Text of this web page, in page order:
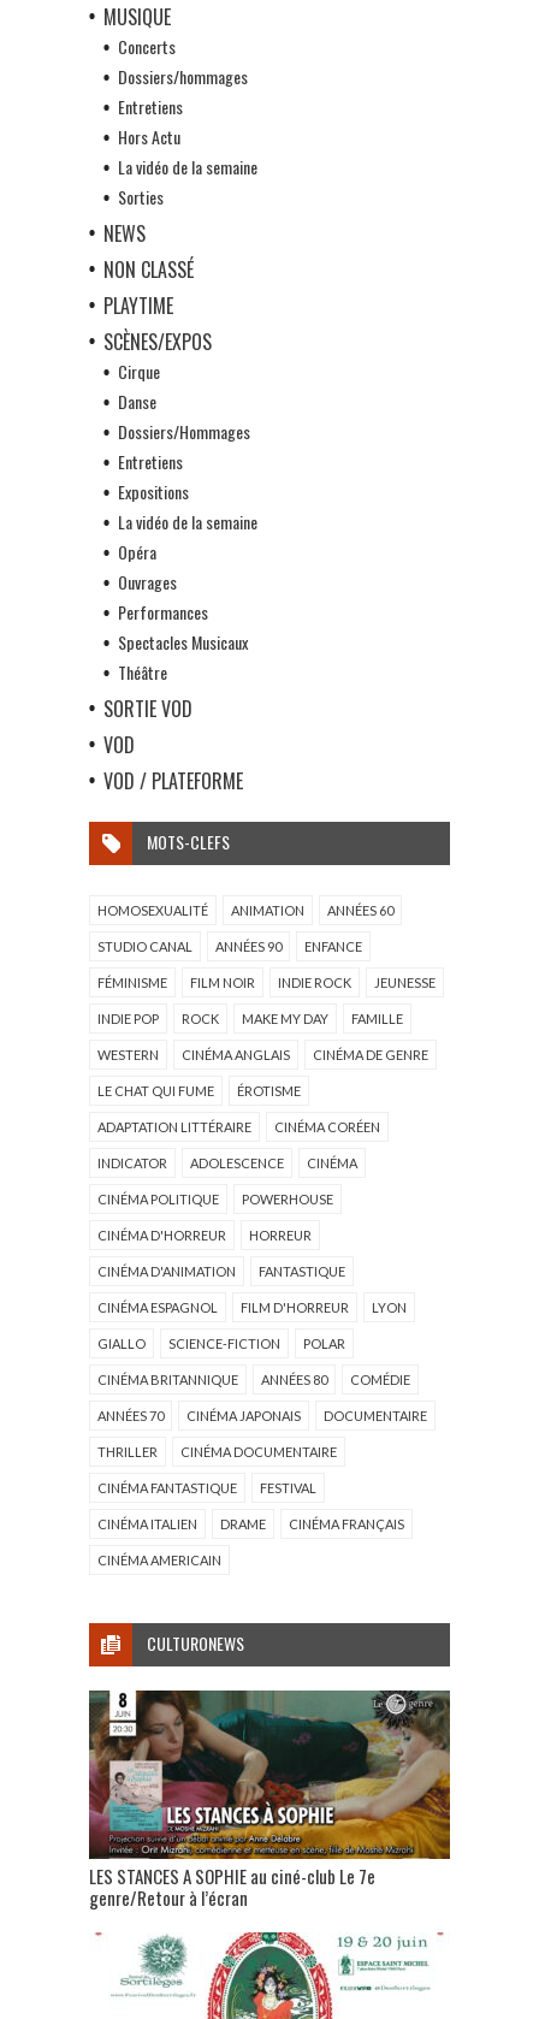
MUSIQUE
Concerts
Dossiers/hommages
Entretiens
Hors Actu
La vidéo de la semaine
Sorties
NEWS
NON CLASSÉ
PLAYTIME
SCÈNES/EXPOS
Cirque
Danse
Dossiers/Hommages
Entretiens
Expositions
La vidéo de la semaine
Opéra
Ouvrages
Performances
Spectacles Musicaux
Théâtre
SORTIE VOD
VOD
VOD / PLATEFORME
MOTS-CLEFS
HOMOSEXUALITÉ ANIMATION ANNÉES 60
STUDIO CANAL ANNÉES 90 ENFANCE
FÉMINISME FILM NOIR INDIE ROCK JEUNESSE
INDIE POP ROCK MAKE MY DAY FAMILLE
WESTERN CINÉMA ANGLAIS CINÉMA DE GENRE
LE CHAT QUI FUME ÉROTISME
ADAPTATION LITTÉRAIRE CINÉMA CORÉEN
INDICATOR ADOLESCENCE CINÉMA
CINÉMA POLITIQUE POWERHOUSE
CINÉMA D'HORREUR HORREUR
CINÉMA D'ANIMATION FANTASTIQUE
CINÉMA ESPAGNOL FILM D'HORREUR LYON
GIALLO SCIENCE-FICTION POLAR
CINÉMA BRITANNIQUE ANNÉES 80 COMÉDIE
ANNÉES 70 CINÉMA JAPONAIS DOCUMENTAIRE
THRILLER CINÉMA DOCUMENTAIRE
CINÉMA FANTASTIQUE FESTIVAL
CINÉMA ITALIEN DRAME CINÉMA FRANÇAIS
CINÉMA AMERICAIN
CULTURONEWS
LES STANCES A SOPHIE au ciné-club Le 7e
genre/Retour à l’écran